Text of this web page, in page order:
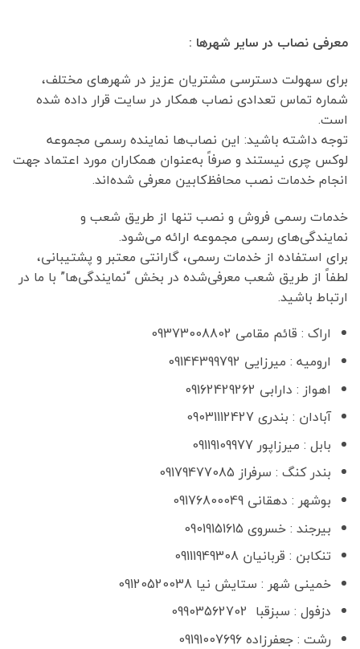
معرفی نصاب در سایر شهرها :
برای سهولت دسترسی مشتریان عزیز در شهرهای مختلف،
شماره تماس تعدادی نصاب همکار در سایت قرار داده شده
است.
توجه داشته باشید: این نصاب‌ها نماینده رسمی مجموعه
لوکس چری نیستند و صرفاً به‌عنوان همکاران مورد اعتماد جهت
انجام خدمات نصب محافظ‌کابین معرفی شده‌اند.
خدمات رسمی فروش و نصب تنها از طریق شعب و
نمایندگی‌های رسمی مجموعه ارائه می‌شود.
برای استفاده از خدمات رسمی، گارانتی معتبر و پشتیبانی،
لطفاً از طریق شعب معرفی‌شده در بخش “نمایندگی‌ها” با ما در
ارتباط باشید.
اراک : قائم مقامی 09373008802
ارومیه : میرزایی 09144399792
اهواز : دارابی 09162429262
آبادان : بندری 09031112427
بابل : میرزاپور 09119109977
بندر کنگ : سرفراز 09179477085
بوشهر : دهقانی 09176800049
بیرجند : خسروی 09019151615
تنکابن : قربانیان 09111949308
خمینی شهر : ستایش نیا 09120520038
دزفول : سبزقبا 09903562702
رشت : جعفرزاده 09191007696